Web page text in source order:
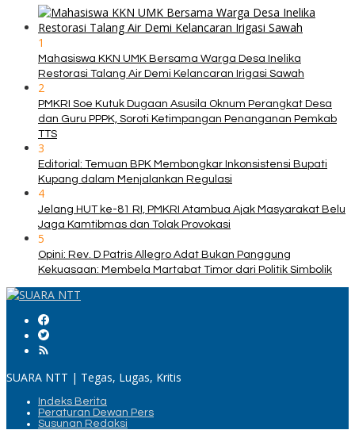
1
Mahasiswa KKN UMK Bersama Warga Desa Inelika
Restorasi Talang Air Demi Kelancaran Irigasi Sawah
2
PMKRI Soe Kutuk Dugaan Asusila Oknum Perangkat Desa
dan Guru PPPK, Soroti Ketimpangan Penanganan Pemkab
TTS
3
Editorial: Temuan BPK Membongkar Inkonsistensi Bupati
Kupang dalam Menjalankan Regulasi
4
Jelang HUT ke-81 RI, PMKRI Atambua Ajak Masyarakat Belu
Jaga Kamtibmas dan Tolak Provokasi
5
Opini: Rev. D Patris Allegro Adat Bukan Panggung
Kekuasaan: Membela Martabat Timor dari Politik Simbolik
SUARA NTT | Tegas, Lugas, Kritis
Indeks Berita
Peraturan Dewan Pers
Susunan Redaksi